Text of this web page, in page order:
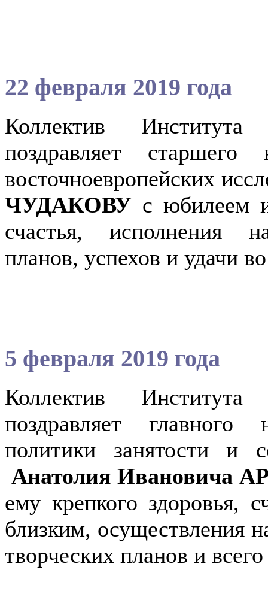
22 февраля 2019 года
Коллектив
поздравляет старшего
восточноевропейских
ЧУДАКОВУ с юбилеем
счастья, исполнения
планов, успехов и удачи
5 февраля 2019 года
Коллектив
поздравляет главного
политики занятости и
Анатолия Ивановича
ему крепкого здоровья,
близким, осуществления
творческих планов и